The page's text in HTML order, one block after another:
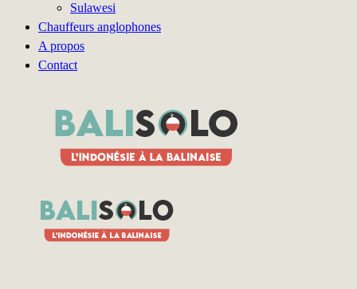
Sulawesi
Chauffeurs anglophones
A propos
Contact